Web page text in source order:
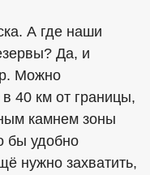
А где наши
Да, и
Можно
40 км от границы,
камнем зоны
бы удобно
нужно захватить,